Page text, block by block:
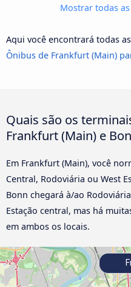
Mostrar todas
Aqui você encontrará todas
Ônibus de Frankfurt (Main)
Quais são os
Frankfurt (Main) e
Em Frankfurt (Main), você
Central, Rodoviária ou West
Bonn chegará à/ao
Estação central, mas há
em ambos os locais.